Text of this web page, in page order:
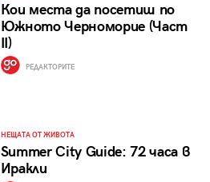
Кои места да посетиш по
Южното Черноморие (Част
II)
РЕДАКТОРИТЕ
НЕЩАТА ОТ ЖИВОТА
Summer City Guide: 72 часа в
Иракли